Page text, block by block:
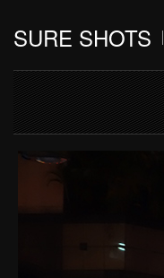
SURE SHOTS